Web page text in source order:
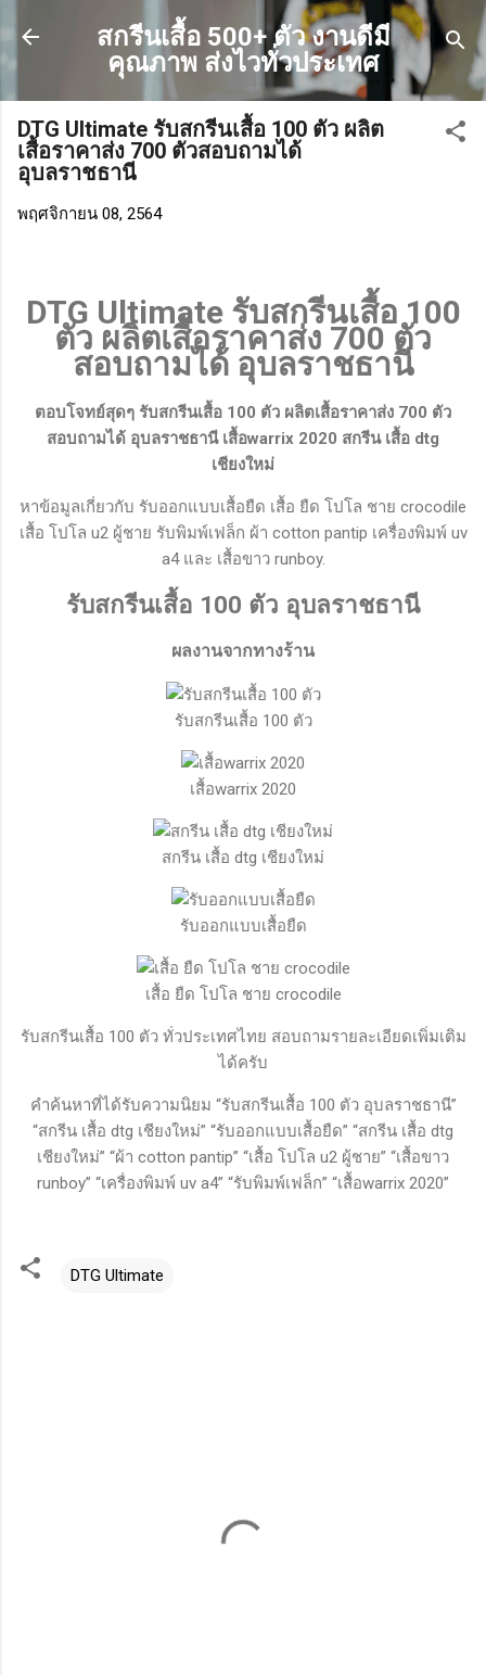
ข้ามไปที่เนื้อหาหลัก
สกรีนเสื้อ 500+ ตัว งานดีมี
คุณภาพ ส่งไวทั่วประเทศ
DTG Ultimate รับสกรีนเสื้อ 100 ตัว ผลิต
เสื้อราคาส่ง 700 ตัวสอบถามได้
อุบลราชธานี
พฤศจิกายน 08, 2564
DTG Ultimate รับสกรีนเสื้อ 100
ตัว ผลิตเสื้อราคาส่ง 700 ตัว
สอบถามได้ อุบลราชธานี
ตอบโจทย์สุดๆ รับสกรีนเสื้อ 100 ตัว ผลิตเสื้อราคาส่ง 700 ตัว
สอบถามได้ อุบลราชธานี เสื้อwarrix 2020 สกรีน เสื้อ dtg
เชียงใหม่
หาข้อมูลเกี่ยวกับ รับออกแบบเสื้อยืด เสื้อ ยืด โปโล ชาย crocodile
เสื้อ โปโล u2 ผู้ชาย รับพิมพ์เฟล็ก ผ้า cotton pantip เครื่องพิมพ์ uv
a4 และ เสื้อขาว runboy.
รับสกรีนเสื้อ 100 ตัว อุบลราชธานี
ผลงานจากทางร้าน
รับสกรีนเสื้อ 100 ตัว
เสื้อwarrix 2020
สกรีน เสื้อ dtg เชียงใหม่
รับออกแบบเสื้อยืด
เสื้อ ยืด โปโล ชาย crocodile
รับสกรีนเสื้อ 100 ตัว ทั่วประเทศไทย สอบถามรายละเอียดเพิ่มเติม
ได้ครับ
คำค้นหาที่ได้รับความนิยม “รับสกรีนเสื้อ 100 ตัว อุบลราชธานี”
“สกรีน เสื้อ dtg เชียงใหม่” “รับออกแบบเสื้อยืด” “สกรีน เสื้อ dtg
เชียงใหม่” “ผ้า cotton pantip” “เสื้อ โปโล u2 ผู้ชาย” “เสื้อขาว
runboy” “เครื่องพิมพ์ uv a4” “รับพิมพ์เฟล็ก” “เสื้อwarrix 2020”
DTG Ultimate